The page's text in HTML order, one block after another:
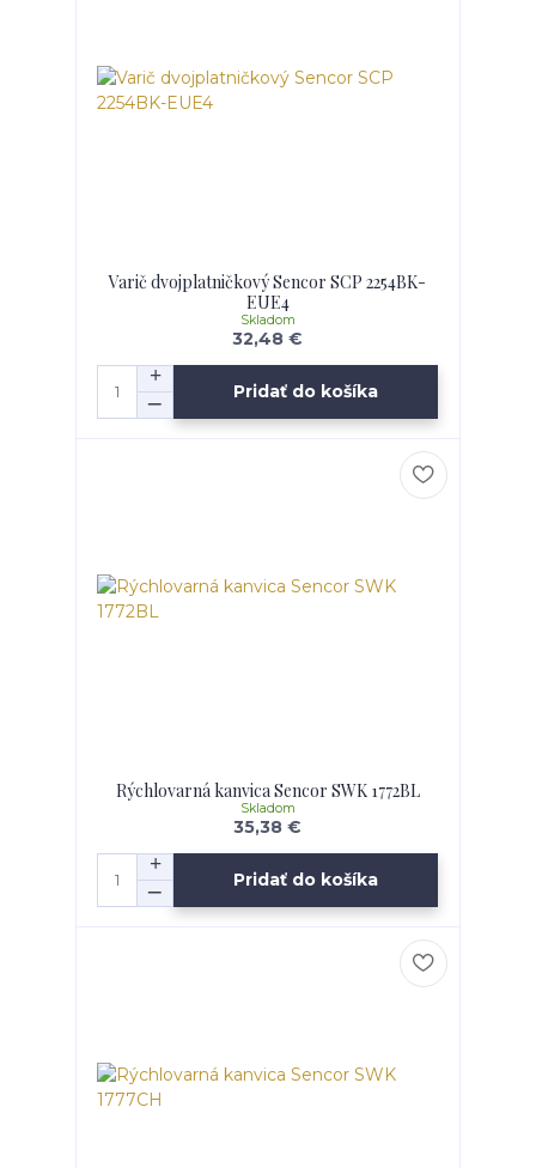
Varič dvojplatničkový Sencor SCP 2254BK-
EUE4
32,48 €
Skladom
Pridať do košíka
Rýchlovarná kanvica Sencor SWK 1772BL
35,38 €
Skladom
Pridať do košíka